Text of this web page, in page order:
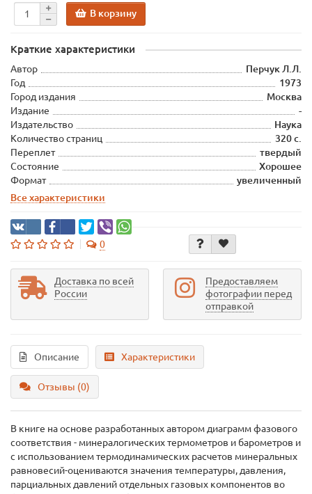
В корзину
Краткие характеристики
Автор
Перчук Л.Л.
Год
1973
Город издания
Москва
Издание
-
Издательство
Наука
Количество страниц
320 с.
Переплет
твердый
Состояние
Хорошее
Формат
увеличенный
Все характеристики
0
Доставка по всей
России
Предоставляем
фотографии перед
отправкой
Описание Характеристики
Отзывы (0)
В книге на основе разработанных автором диаграмм фазового
соответствия - минералогических термометров и барометров и
с использованием термодинамических расчетов минеральных
равновесий-оцениваются значения температуры, давления,
парциальных давлений отдельных газовых компонентов во